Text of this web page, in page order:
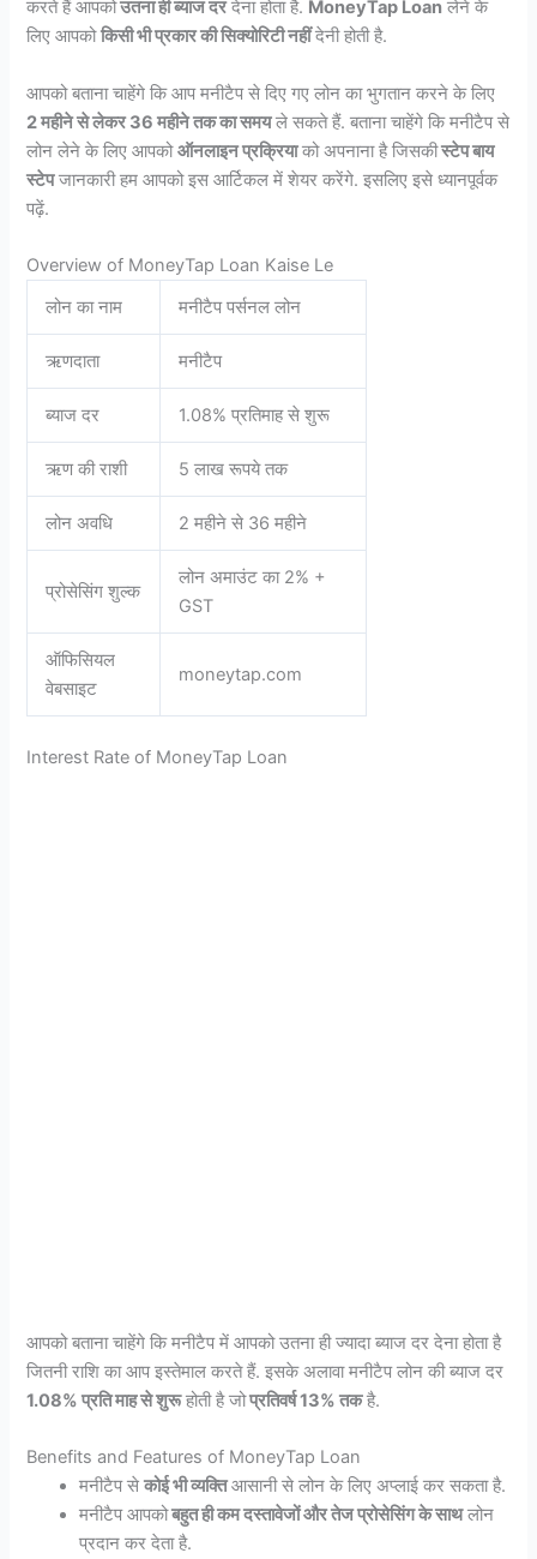
करते हैं आपकोउतना ही ब्याज दरदेना होता है. MoneyTap Loan लेने के
लिए आपकोकिसी भी प्रकार की सिक्योरिटी नहींदेनी होती है.
आपको बताना चाहेंगे कि आप मनीटैप से दिए गए लोन का भुगतान करने के लिए
2 महीने से लेकर 36 महीने तक का समयले सकते हैं. बताना चाहेंगे कि मनीटैप से
लोन लेने के लिए आपकोऑनलाइन प्रक्रियाको अपनाना है जिसकीस्टेप बाय
स्टेपजानकारी हम आपको इस आर्टिकल में शेयर करेंगे. इसलिए इसे ध्यानपूर्वक
पढ़ें.
Overview of MoneyTap Loan Kaise Le
लोन का नाम
मनीटैप पर्सनल लोन
ऋणदाता मनीटैप
ब्याज दर 1.08% प्रतिमाह से शुरू
ऋण की राशी 5 लाख रूपये तक
लोन अवधि 2 महीने से 36 महीने
प्रोसेसिंग शुल्क
लोन अमाउंट का 2% +
GST
ऑफिसियल
वेबसाइट
moneytap.com
Interest Rate of MoneyTap Loan
आपको बताना चाहेंगे कि मनीटैप में आपको उतना ही ज्यादा ब्याज दर देना होता है
जितनी राशि का आप इस्तेमाल करते हैं. इसके अलावा मनीटैप लोन की ब्याज दर
1.08% प्रति माह से शुरूहोती है जोप्रतिवर्ष 13% तकहै.
Benefits and Features of MoneyTap Loan
मनीटैप सेकोई भी व्यक्तिआसानी से लोन के लिए अप्लाई कर सकता है.
मनीटैप आपकोबहुत ही कम दस्तावेजों और तेज प्रोसेसिंग के साथलोन
प्रदान कर देता है.